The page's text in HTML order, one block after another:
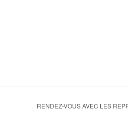
RENDEZ-VOUS AVEC LES